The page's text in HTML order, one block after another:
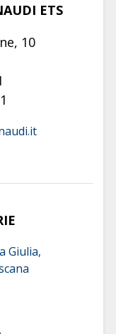
ETS
10
Giulia,